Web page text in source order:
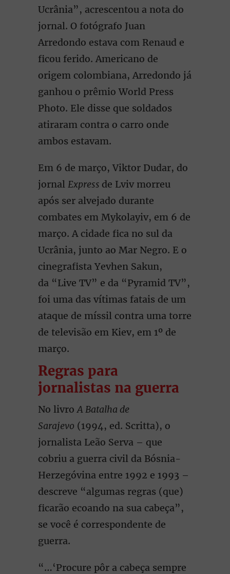
Ucrânia”, acrescentou a nota do
jornal. O fotógrafo Juan
Arredondo estava com Renaud e
ficou ferido. Americano de
origem colombiana, Arredondo já
ganhou o prêmio World Press
Photo. Ele disse que soldados
atiraram contra o carro onde
ambos estavam.
Em 6 de março, Viktor Dudar, do
jornal Express de Lviv morreu
após ser alvejado durante
combates em Mykolayiv, em 6 de
março. A cidade fica no sul da
Ucrânia, junto ao Mar Negro. E o
cinegrafista Yevhen Sakun,
da “Live TV” e da “Pyramid TV”,
foi uma das vítimas fatais de um
ataque de míssil contra uma torre
de televisão em Kiev, em 1º de
março.
Regras para
jornalistas na guerra
No livroA Batalha de
Sarajevo (1994, ed. Scritta), o
jornalista Leão Serva – que
cobriu a guerra civil da Bósnia-
Herzegóvina entre 1992 e 1993 –
descreve “algumas regras (que)
ficarão ecoando na sua cabeça”,
se você é correspondente de
guerra.
“…‘Procure pôr a cabeça sempre